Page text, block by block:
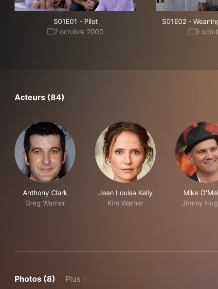
S01E01 - Pilot
2 octobre 2000
S01E02-
9
Acteurs (84)
Anthony Clark
Greg Warner
Jean Louisa Kelly
Kim Warner
Mike
Jimmy
Photos (8) Plus